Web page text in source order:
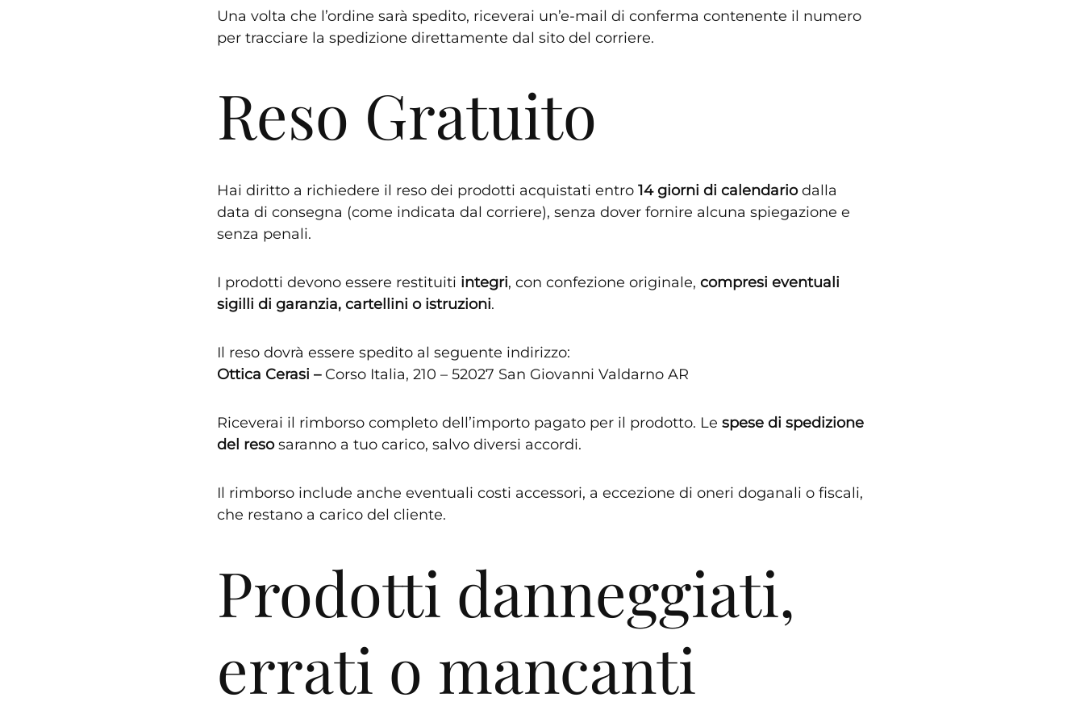
Una volta che l’ordine sarà spedito, riceverai un’e-mail di conferma contenente il numero
per tracciare la spedizione direttamente dal sito del corriere.
Reso Gratuito
Hai diritto a richiedere il reso dei prodotti acquistati entro 14 giorni di calendariodalla
data di consegna (come indicata dal corriere), senza dover fornire alcuna spiegazione e
senza penali.
I prodotti devono essere restituiti integri, con confezione originale, compresi eventuali
sigilli di garanzia, cartellini o istruzioni.
Il reso dovrà essere spedito al seguente indirizzo:
Ottica Cerasi – Corso Italia, 210 – 52027 San Giovanni Valdarno AR
Riceverai il rimborso completo dell’importo pagato per il prodotto. Le spese di spedizione
del resosaranno a tuo carico, salvo diversi accordi.
Il rimborso include anche eventuali costi accessori, a eccezione di oneri doganali o fiscali,
che restano a carico del cliente.
Prodotti danneggiati,
errati o mancanti